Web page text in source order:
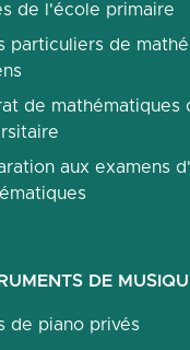
de l'école primaire
particuliers de
de mathématiques
aux examens
DE
de piano privés